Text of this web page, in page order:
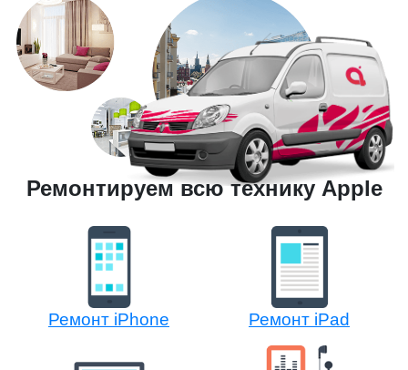
Ремонтируем всю технику Apple
Ремонт iPhone Ремонт iPad